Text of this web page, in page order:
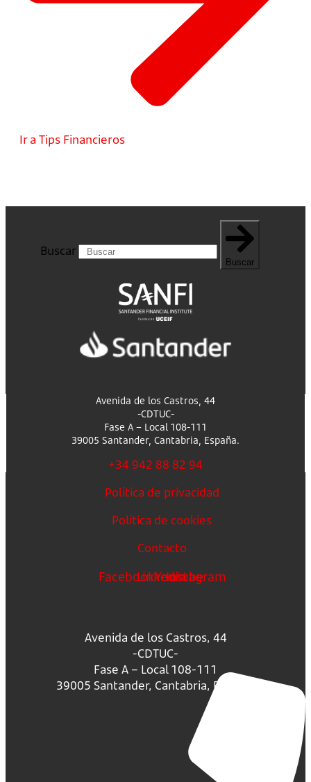
Ir a Tips Financieros
Buscar
Buscar
Avenida de los Castros, 44
-CDTUC-
Fase A – Local 108-111
39005 Santander, Cantabria, España.
+34 942 88 82 94
Política de privacidad
Política de cookies
Contacto
FacebookLinkedin
Youtube
Instagram
Avenida de los Castros, 44
-CDTUC-
Fase A – Local 108-111
39005 Santander, Cantabria, España.